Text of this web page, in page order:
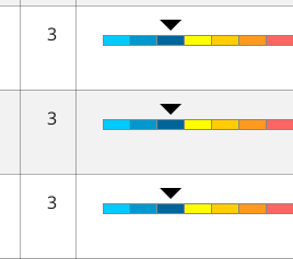
3
3
3